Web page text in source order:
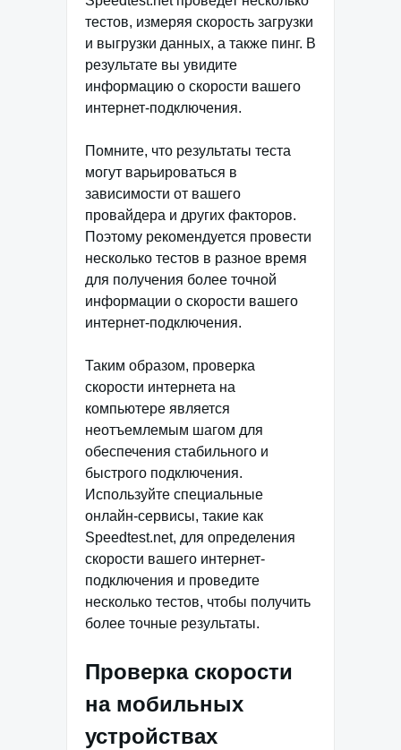
тестов, измеряя скорость загрузки
и выгрузки данных, а также пинг. В
результате вы увидите
информацию о скорости вашего
интернет-подключения.
Помните, что результаты теста
могут варьироваться в
зависимости от вашего
провайдера и других факторов.
Поэтому рекомендуется провести
несколько тестов в разное время
для получения более точной
информации о скорости вашего
интернет-подключения.
Таким образом, проверка
скорости интернета на
компьютере является
неотъемлемым шагом для
обеспечения стабильного и
быстрого подключения.
Используйте специальные
онлайн-сервисы, такие как
Speedtest.net, для определения
скорости вашего интернет-
подключения и проведите
несколько тестов, чтобы получить
более точные результаты.
Проверка скорости
на мобильных
устройствах